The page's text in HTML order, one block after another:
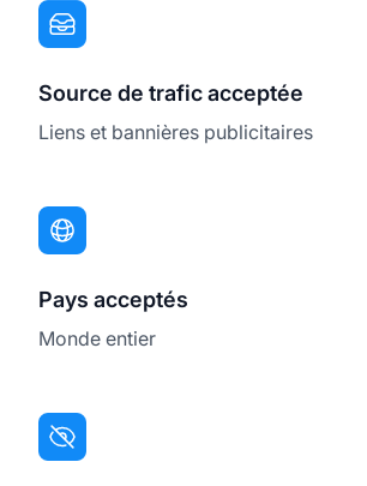
Source de trafic acceptée
Liens et bannières publicitaires
Pays acceptés
Monde entier